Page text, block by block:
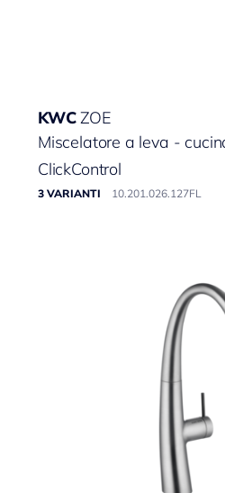
KWCZOE
Miscelatore a leva -
ClickControl
3 VARIANTI 10.201.026.127FL